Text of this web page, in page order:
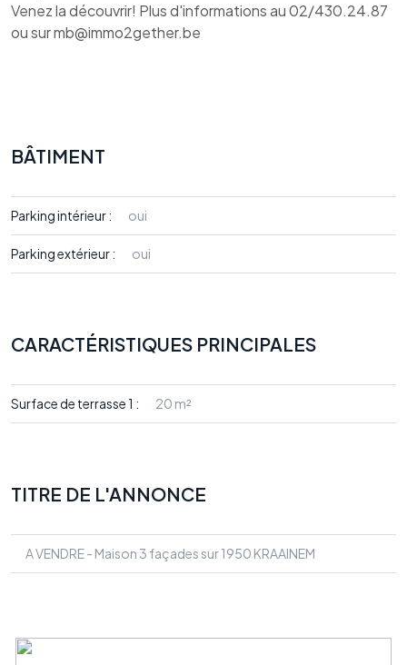
Venez la découvrir! Plus d'informations au 02/430.24.87
ou sur mb@immo2gether.be
BÂTIMENT
Parking intérieur : oui
Parking extérieur : oui
CARACTÉRISTIQUES PRINCIPALES
Surface de terrasse 1 : 20 m²
TITRE DE L'ANNONCE
A VENDRE - Maison 3 façades sur 1950 KRAAINEM